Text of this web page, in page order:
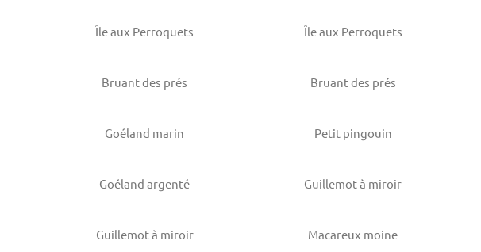
Île aux Perroquets Île aux Perroquets
Bruant des prés Bruant des prés
Goéland marin Petit pingouin
Goéland argenté Guillemot à miroir
Guillemot à miroir Macareux moine